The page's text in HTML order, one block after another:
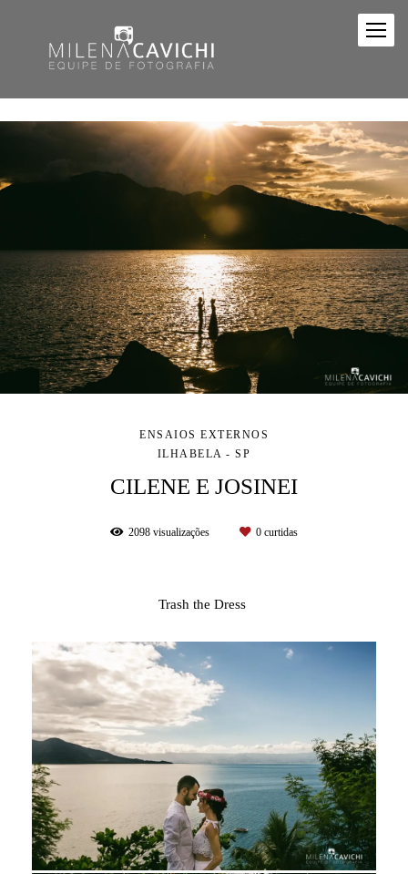
ENSAIOS EXTERNOS
ILHABELA - SP
CILENE E JOSINEI
2098 visualizações 0 curtidas
Trash the Dress